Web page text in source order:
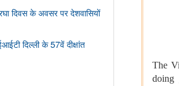
दिवस के अवसर पर देशवासियों
दिल्ली के 57वें दीक्षांत